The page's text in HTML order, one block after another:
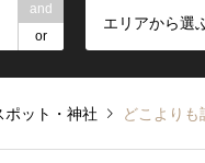
and
or
エリアから選
ポット・神社 どこより